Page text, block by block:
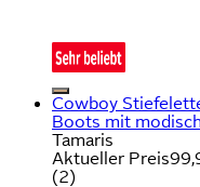
Cowboy
Boots mit
Tamaris
Aktueller Preis
(2)